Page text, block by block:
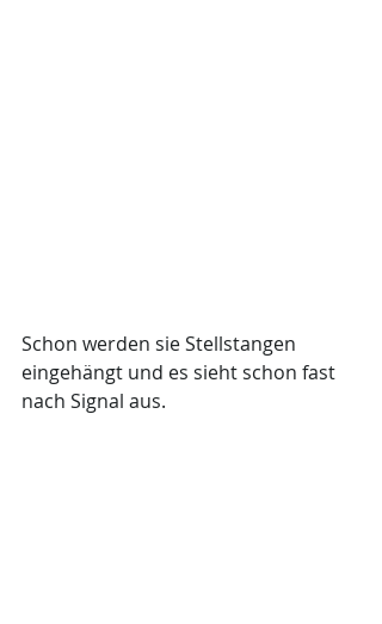
Schon werden sie Stellstangen
eingehängt und es sieht schon fast
nach Signal aus.